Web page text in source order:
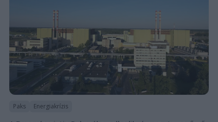
Paks Energiakrízis